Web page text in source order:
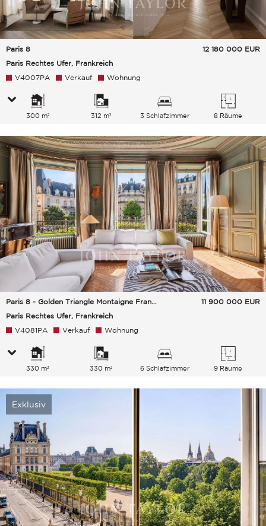
Paris 8
Paris Rechtes Ufer, Frankreich
12 180 000 EUR
V4007PA Verkauf Wohnung
300 m² 312 m² 3 Schlafzimmer 8 Räume
Paris 8 - Golden Triangle Montaigne Francois 1Er
Paris Rechtes Ufer, Frankreich
11 900 000 EUR
V4081PA Verkauf Wohnung
330 m² 330 m² 6 Schlafzimmer 9 Räume
Exklusiv